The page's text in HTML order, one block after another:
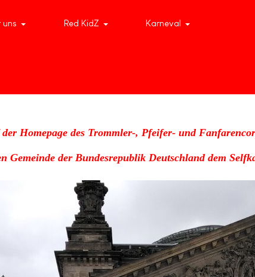
uns Red KidZ Karneval
Homepage des Trommler-, Pfeifer- und
Gemeinde der Bundesrepublik Deutschland dem